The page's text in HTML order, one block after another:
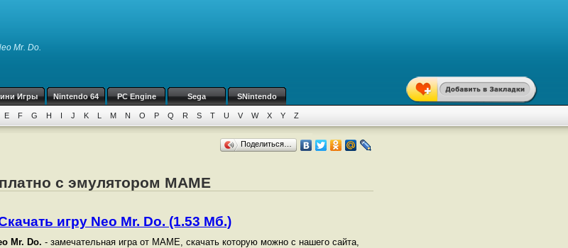
Mr. Do.
Игры Nintendo 64 PC Engine Sega SNintendo
E F G H I J K L M N O P Q R S T U V W X Y Z
Поделиться…
с эмулятором MAME
игру Neo Mr. Do. (1.53 Мб.)
Mr. Do. - замечательная игра от МАМЕ, скачать которую можно с нашего сайта,